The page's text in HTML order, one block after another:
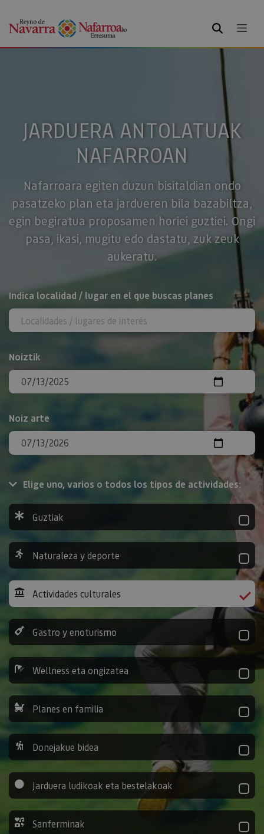
BILATU
JARDUERA ANTOLATUAK
NAFARROAN
Nafarroara egiten duzun bisitaldian ondo
pasatzeko plan eta jardueren bila bazabiltza,
egin begiratua proposamen horiei guztiei. Ongi
pasa, ikasi, mugitu edo dastatu, zuk zeuk
aukeratu.
BILATU
Indica localidad / lugar en el que buscas planes
Noiztik
Noiz arte
Elige uno, varios o todos los tipos de actividades:
Guztiak
Naturaleza y deporte
Actividades culturales
Gastro y enoturismo
Wellness eta ongizatea
Planes en familia
Donejakue bidea
Jarduera ludikoak eta bestelakoak
Sanferminak